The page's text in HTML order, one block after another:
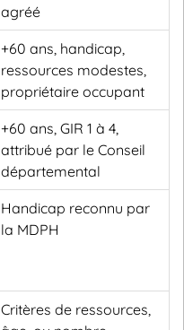
agréé
+60 ans, handicap,
ressources modestes,
propriétaire occupant
+60 ans, GIR 1 à 4,
attribué par le Conseil
départemental
Handicap reconnu par
la MDPH
Critères de ressources,